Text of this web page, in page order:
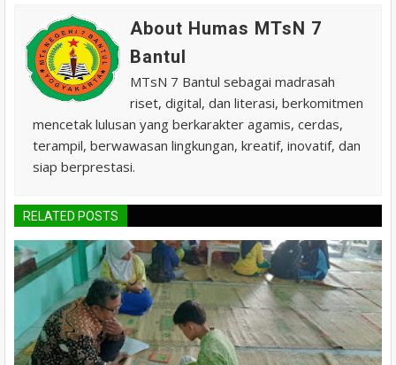
About Humas MTsN 7
Bantul
MTsN 7 Bantul sebagai madrasah
riset, digital, dan literasi, berkomitmen
mencetak lulusan yang berkarakter agamis, cerdas,
terampil, berwawasan lingkungan, kreatif, inovatif, dan
siap berprestasi.
RELATED POSTS